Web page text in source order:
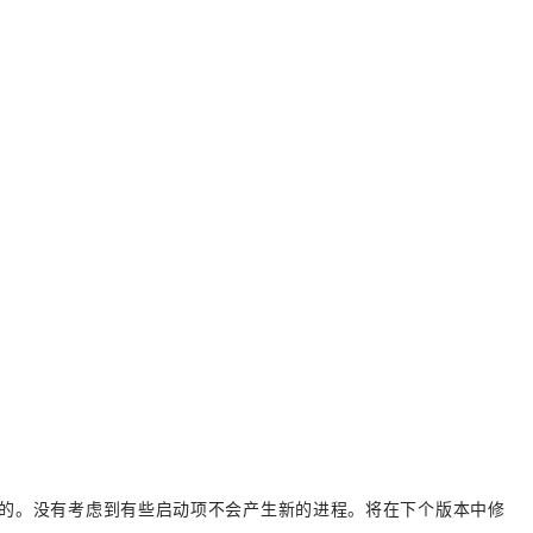
没有考虑到有些启动项不会产生新的进程。将在下个版本中修